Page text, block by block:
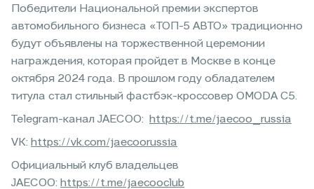
Победители Национальной премии экспертов
автомобильного бизнеса «ТОП-5 АВТО» традиционно
будут объявлены на торжественной церемонии
награждения, которая пройдет в Москве в конце
октября 2024 года. В прошлом году обладателем
титула стал стильный фастбэк-кроссовер OMODA C5.
Telegram-канал JAECOO: https://t.me/jaecoo_russia
VK: https://vk.com/jaecoorussia
Официальный клуб владельцев
JAECOO: https://t.me/jaecooclub